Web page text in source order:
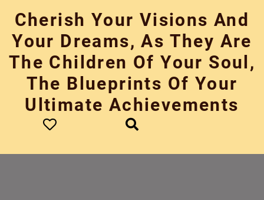
content
Cherish Your Visions And
Your Dreams, As They Are
The Children Of Your Soul,
The Blueprints Of Your
Ultimate Achievements